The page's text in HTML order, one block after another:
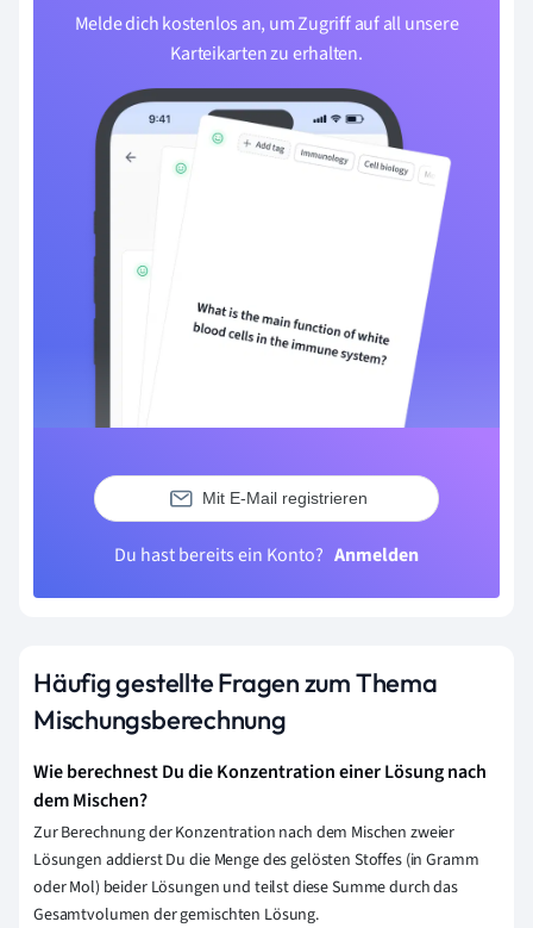
Melde dich kostenlos an, um Zugriff auf all unsere
Karteikarten zu erhalten.
Mit E-Mail registrieren
Du hast bereits ein Konto? Anmelden
Häufig gestellte Fragen zum Thema
Mischungsberechnung
Wie berechnest Du die Konzentration einer Lösung nach
dem Mischen?
Zur Berechnung der Konzentration nach dem Mischen zweier
Lösungen addierst Du die Menge des gelösten Stoffes (in Gramm
oder Mol) beider Lösungen und teilst diese Summe durch das
Gesamtvolumen der gemischten Lösung.